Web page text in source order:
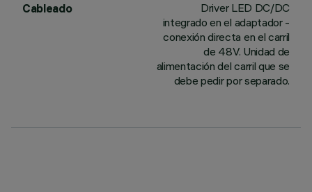
Cableado
Driver LED DC/DC
integrado en el adaptador -
conexión directa en el carril
de 48V. Unidad de
alimentación del carril que se
debe pedir por separado.